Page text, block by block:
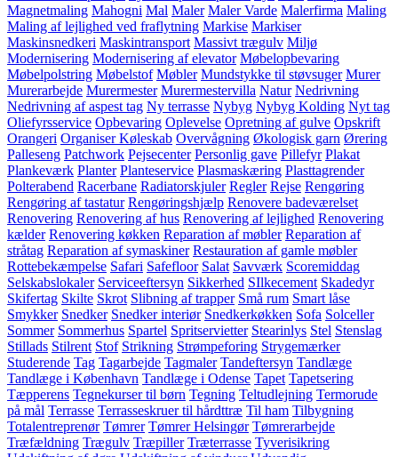
Magnetmaling Mahogni Mal Maler Maler Varde Malerfirma Maling
Maling af lejlighed ved fraflytning Markise Markiser
Maskinsnedkeri Maskintransport Massivt trægulv Miljø
Modernisering Modernisering af elevator Møbelopbevaring
Møbelpolstring Møbelstof Møbler Mundstykke til støvsuger Murer
Murerarbejde Murermester Murermestervilla Natur Nedrivning
Nedrivning af aspest tag Ny terrasse Nybyg Nybyg Kolding Nyt tag
Oliefyrsservice Opbevaring Oplevelse Opretning af gulve Opskrift
Orangeri Organiser Køleskab Overvågning Økologisk garn Ørering
Palleseng Patchwork Pejsecenter Personlig gave Pillefyr Plakat
Plankeværk Planter Planteservice Plasmaskæring Plasttagrender
Polterabend Racerbane Radiatorskjuler Regler Rejse Rengøring
Rengøring af tastatur Rengøringshjælp Renovere badeværelset
Renovering Renovering af hus Renovering af lejlighed Renovering
kælder Renovering køkken Reparation af møbler Reparation af
stråtag Reparation af symaskiner Restauration af gamle møbler
Rottebekæmpelse Safari Safefloor Salat Savværk Scoremiddag
Selskabslokaler Serviceeftersyn Sikkerhed SIlkecement Skadedyr
Skifertag Skilte Skrot Slibning af trapper Små rum Smart låse
Smykker Snedker Snedker interiør Snedkerkøkken Sofa Solceller
Sommer Sommerhus Spartel Spritservietter Stearinlys Stel Stenslag
Stillads Stilrent Stof Strikning Strømpeforing Strygemærker
Studerende Tag Tagarbejde Tagmaler Tandeftersyn Tandlæge
Tandlæge i København Tandlæge i Odense Tapet Tapetsering
Tæpperens Tegnekurser til børn Tegning Teltudlejning Termorude
på mål Terrasse Terrasseskruer til hårdttræ Til ham Tilbygning
Totalentreprenør Tømrer Tømrer Helsingør Tømrerarbejde
Træfældning Trægulv Træpiller Træterrasse Tyverisikring